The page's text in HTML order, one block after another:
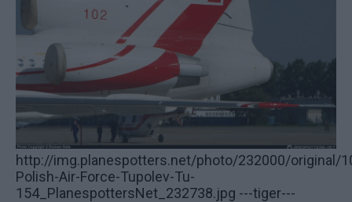
http://img.planespotters.net/photo/232000/original/
Polish-Air-Force-Tupolev-Tu-
154_PlanespottersNet_232738.jpg ---tiger---